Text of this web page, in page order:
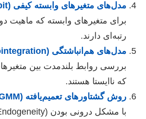
مدل‌های متغیرهای وابسته کیفی (Logit, Probit):
برای متغیرهای وابسته که ماهیت
رتبه‌ای دارند.
مدل‌های هم‌انباشتگی (Cointegration):
بررسی روابط بلندمدت بین
که ناایستا هستند.
روش گشتاورهای تعمیم‌یافته (GMM):
با مشکل درونی بودن (Endogeneity) مواجه هستیم.